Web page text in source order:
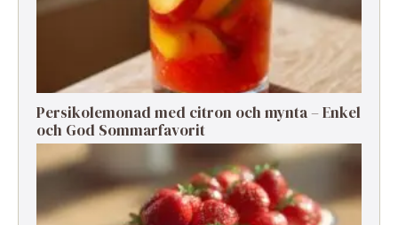
Persikolemonad med citron och mynta – Enkel
och God Sommarfavorit